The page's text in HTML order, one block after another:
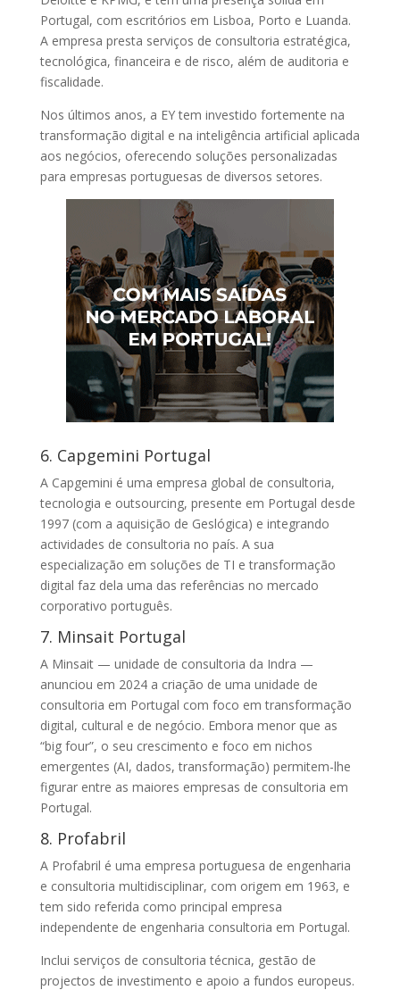
Portugal, com escritórios em Lisboa, Porto e Luanda.
A empresa presta serviços de consultoria estratégica,
tecnológica, financeira e de risco, além de auditoria e
fiscalidade.
Nos últimos anos, a EY tem investido fortemente na
transformação digital e na inteligência artificial aplicada
aos negócios, oferecendo soluções personalizadas
para empresas portuguesas de diversos setores.
6. Capgemini Portugal
A Capgemini é uma empresa global de consultoria,
tecnologia e outsourcing, presente em Portugal desde
1997 (com a aquisição de Geslógica) e integrando
actividades de consultoria no país. A sua
especialização em soluções de TI e transformação
digital faz dela uma das referências no mercado
corporativo português.
7. Minsait Portugal
A Minsait — unidade de consultoria da Indra —
anunciou em 2024 a criação de uma unidade de
consultoria em Portugal com foco em transformação
digital, cultural e de negócio. Embora menor que as
“big four”, o seu crescimento e foco em nichos
emergentes (AI, dados, transformação) permitem-lhe
figurar entre as maiores empresas de consultoria em
Portugal.
8. Profabril
A Profabril é uma empresa portuguesa de engenharia
e consultoria multidisciplinar, com origem em 1963, e
tem sido referida como principal empresa
independente de engenharia consultoria em Portugal.
Inclui serviços de consultoria técnica, gestão de
projectos de investimento e apoio a fundos europeus.